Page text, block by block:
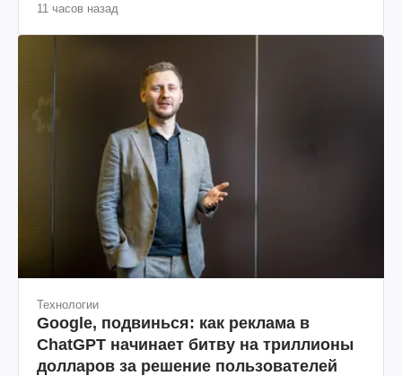
11 часов назад
Технологии
Google, подвинься: как реклама в
ChatGPT начинает битву на триллионы
долларов за решение пользователей